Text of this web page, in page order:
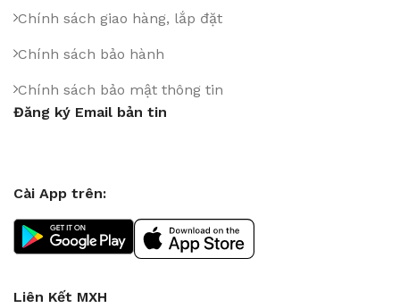
Chính sách giao hàng, lắp đặt
Chính sách bảo hành
Chính sách bảo mật thông tin
Đăng ký Email bản tin
Cài App trên:
Liên Kết MXH